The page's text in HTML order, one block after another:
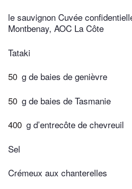
le sauvignon Cuvée
Montbenay, AOC La Côte
Tataki
50 g de baies de genièvre
50 g de baies de Tasmanie
400 g d’entrecôte de chevreuil
Sel
Crémeux aux chanterelles